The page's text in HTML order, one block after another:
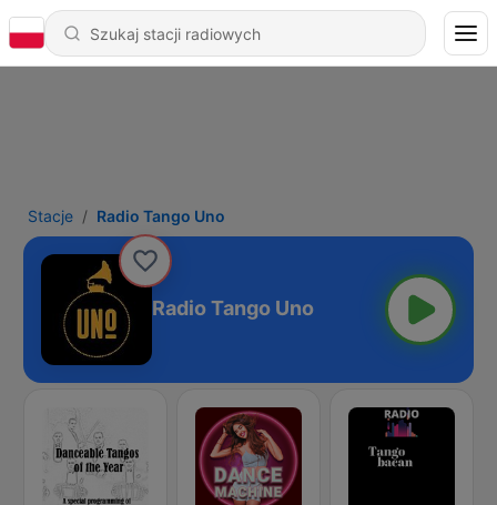
Stacje Radio Tango Uno
Radio Tango Uno